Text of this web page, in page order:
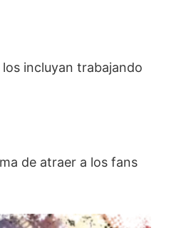
incluyan trabajando
de atraer a los fans